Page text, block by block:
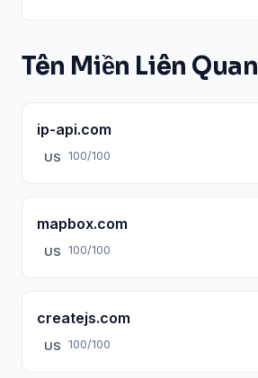
Tên Miền Liên Quan
ip-api.com
US 100/100
mapbox.com
US 100/100
createjs.com
US 100/100